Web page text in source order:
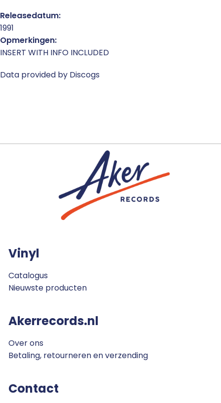
Releasedatum:
1991
Opmerkingen:
INSERT WITH INFO INCLUDED
Data provided by Discogs
Vinyl
Catalogus
Nieuwste producten
Akerrecords.nl
Over ons
Betaling, retourneren en verzending
Contact